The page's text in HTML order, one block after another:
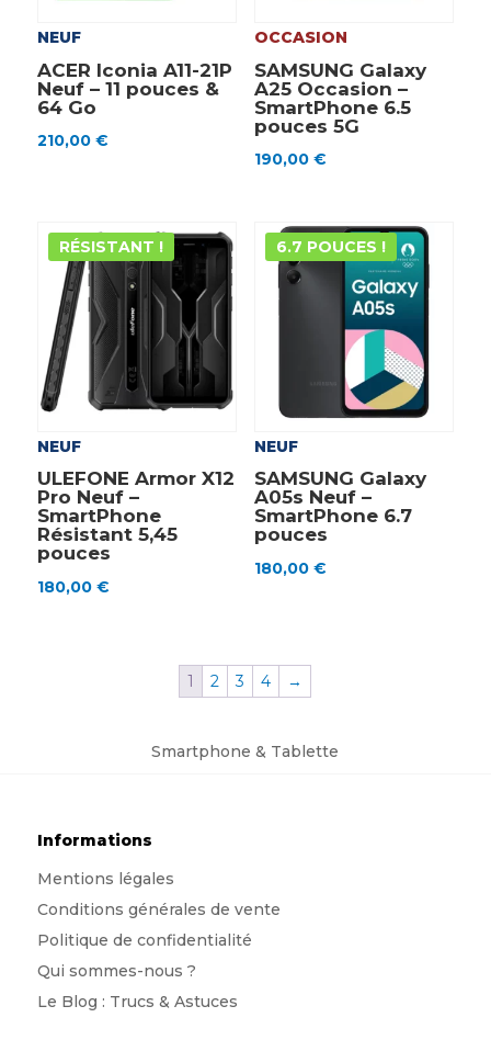
NEUF
ACER Iconia A11-21P
Neuf – 11 pouces &
64 Go
210,00 €
OCCASION
SAMSUNG Galaxy
A25 Occasion –
SmartPhone 6.5
pouces 5G
190,00 €
RÉSISTANT !
NEUF
ULEFONE Armor X12
Pro Neuf –
SmartPhone
Résistant 5,45
pouces
180,00 €
6.7 POUCES !
NEUF
SAMSUNG Galaxy
A05s Neuf –
SmartPhone 6.7
pouces
180,00 €
1 2 3 4 →
Smartphone & Tablette
Informations
Mentions légales
Conditions générales de vente
Politique de confidentialité
Qui sommes-nous ?
Le Blog : Trucs & Astuces